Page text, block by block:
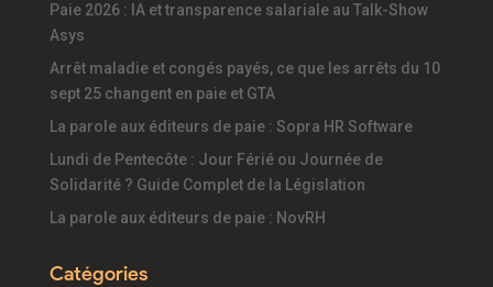
Paie 2026 : IA et transparence salariale au Talk-Show
Asys
Arrêt maladie et congés payés, ce que les arrêts du 10
sept 25 changent en paie et GTA
La parole aux éditeurs de paie : Sopra HR Software
Lundi de Pentecôte : Jour Férié ou Journée de
Solidarité ? Guide Complet de la Législation
La parole aux éditeurs de paie : NovRH
Catégories